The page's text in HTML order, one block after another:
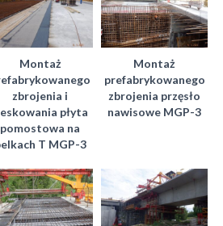
Montaż
zbrojenia i
płyta
pomostowa na
T MGP-3
Montaż
prefabrykowanego
zbrojenia przęsło
nawisowe MGP-3